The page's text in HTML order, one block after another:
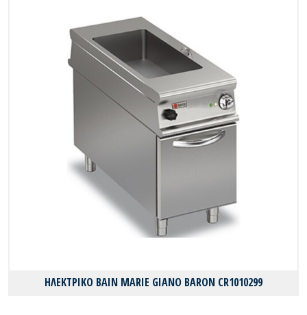
ΗΛΕΚΤΡΙΚΟ BAIN MARIE GIANO BARON CR1010299